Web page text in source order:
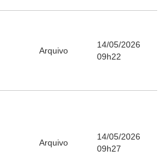
Arquivo
14/05/2026
09h22
Arquivo
14/05/2026
09h27